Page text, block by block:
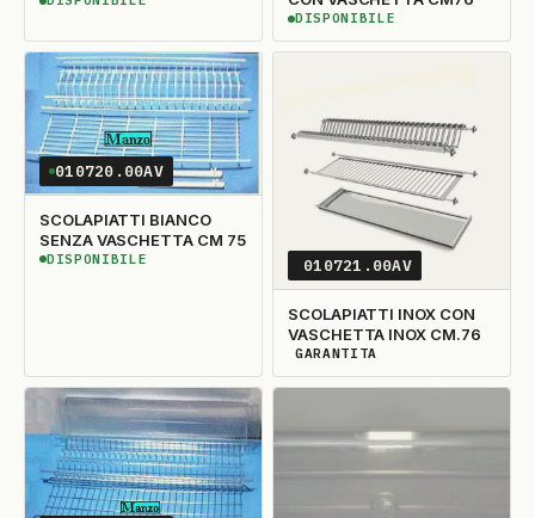
DISPONIBILE
DISPONIBILE
DISPONIBILE
010720.00AV
SCOLAPIATTI BIANCO
SENZA VASCHETTA CM 75
DISPONIBILE
DISPONIBILE 010721.00AV
SCOLAPIATTI INOX CON
VASCHETTA INOX CM.76
DISPONIBILITÀ GARANTITA
GARANTITA